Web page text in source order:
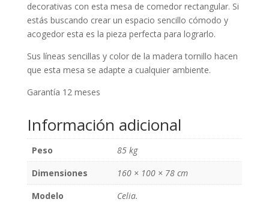
decorativas con esta mesa de comedor rectangular. Si
estás buscando crear un espacio sencillo cómodo y
acogedor esta es la pieza perfecta para lograrlo.
Sus líneas sencillas y color de la madera tornillo hacen
que esta mesa se adapte a cualquier ambiente.
Garantía 12 meses
Información adicional
Peso
85 kg
Dimensiones
160 × 100 × 78 cm
Modelo
Celia.